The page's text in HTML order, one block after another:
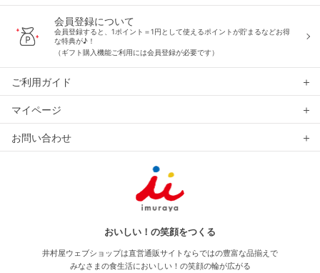
会員登録について
会員登録すると、1ポイント＝1円として使えるポイントが貯まるなどお得
な特典が♪！
（ギフト購入機能ご利用には会員登録が必要です）
ご利用ガイド
マイページ
お問い合わせ
おいしい！の笑顔をつくる
井村屋ウェブショップは直営通販サイトならではの豊富な品揃えで
みなさまの食生活においしい！の笑顔の輪が広がる